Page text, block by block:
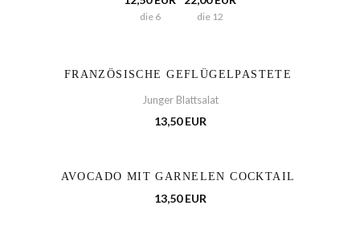
die 6 die 12
FRANZÖSISCHE GEFLÜGELPASTETE
Junger Blattsalat
13,50 EUR
AVOCADO MIT GARNELEN COCKTAIL
13,50 EUR